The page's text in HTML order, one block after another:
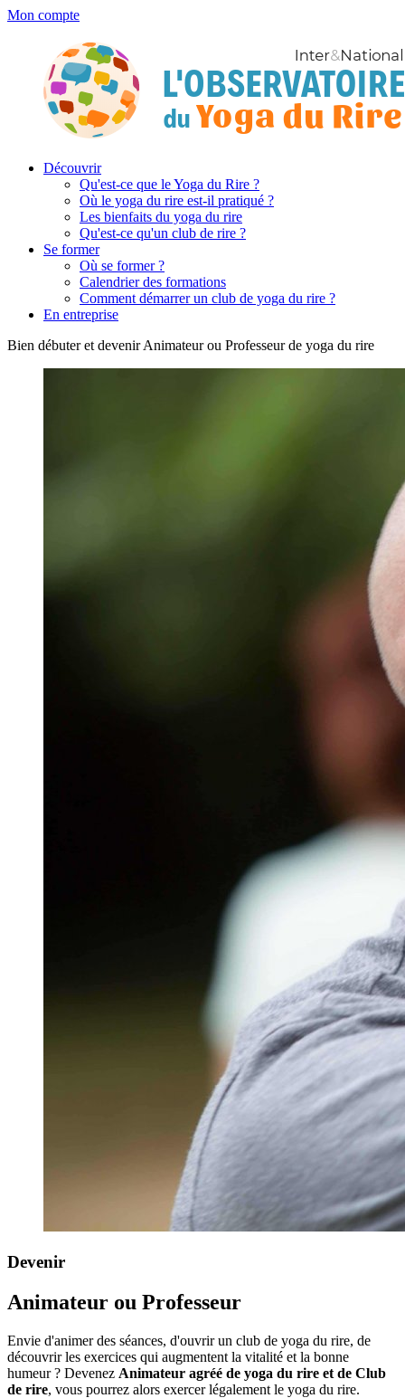
Mon compte
Découvrir
Qu'est-ce que le Yoga du Rire ?
Où le yoga du rire est-il pratiqué ?
Les bienfaits du yoga du rire
Qu'est-ce qu'un club de rire ?
Se former
Où se former ?
Calendrier des formations
Comment démarrer un club de yoga du rire ?
En entreprise
Bien débuter et devenir Animateur ou Professeur de yoga du rire
Devenir
Animateur ou Professeur
Envie d'animer des séances, d'ouvrir un club de yoga du rire, de
découvrir les exercices qui augmentent la vitalité et la bonne
humeur ? Devenez Animateur agréé de yoga du rire et de Club
de rire, vous pourrez alors exercer légalement le yoga du rire.